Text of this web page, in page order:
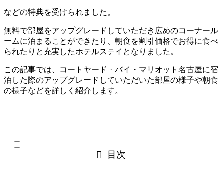
などの特典を受けられました。
無料で部屋をアップグレードしていただき広めのコーナール
ームに泊まることができたり、朝食を割引価格でお得に食べ
られたりと充実したホテルステイとなりました。
この記事では、コートヤード・バイ・マリオット名古屋に宿
泊した際のアップグレードしていただいた部屋の様子や朝食
の様子などを詳しく紹介します。
目次